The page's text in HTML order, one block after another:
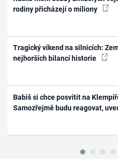
rodiny přicházejí o miliony
Tragický víkend na silnicích:
nejhorších bilancí historie
Babiš si chce posvítit na
Samozřejmě budu reagovat,